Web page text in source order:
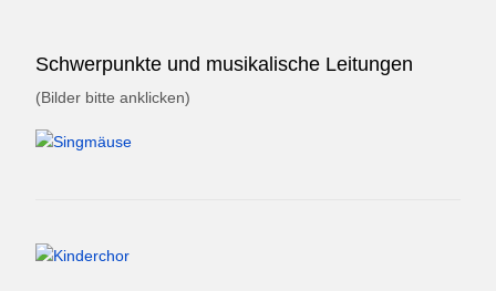
Schwerpunkte und musikalische Leitungen
(Bilder bitte anklicken)